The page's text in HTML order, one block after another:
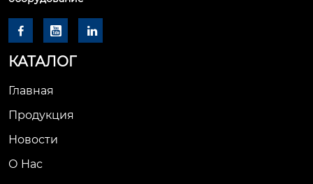
  
КАТАЛОГ
Главная
Продукция
Новости
О Hас